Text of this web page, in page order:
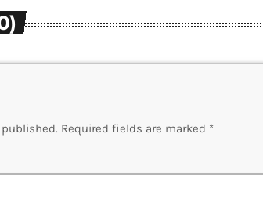
Required fields are marked *